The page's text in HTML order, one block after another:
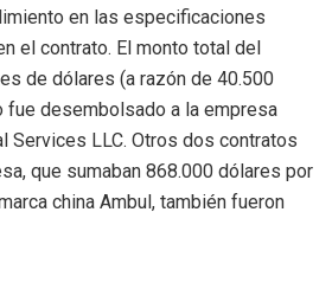
en las especificaciones
el contrato. El monto total del
de dólares (a razón de 40.500
fue desembolsado a la empresa
Services LLC. Otros dos contratos
que sumaban 868.000 dólares por
china Ambul, también fueron